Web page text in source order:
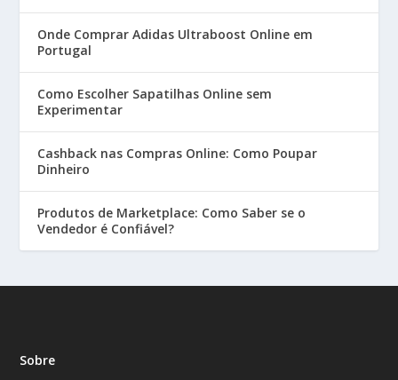
Onde Comprar Adidas Ultraboost Online em
Portugal
Como Escolher Sapatilhas Online sem
Experimentar
Cashback nas Compras Online: Como Poupar
Dinheiro
Produtos de Marketplace: Como Saber se o
Vendedor é Confiável?
Sobre